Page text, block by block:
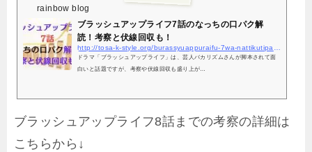
rainbow blog
ブラッシュアップライフ7話のなっちの口パク解
読！考察と伏線回収も！
ドラマ「ブラッシュアップライフ」は、芸人バカリズムさんが脚本されて面
白いと話題ですが、考察や伏線回収も盛り上が…
ブラッシュアップライフ8話までの考察の詳細は
こちらから↓